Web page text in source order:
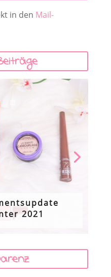
in den Mail-
2021